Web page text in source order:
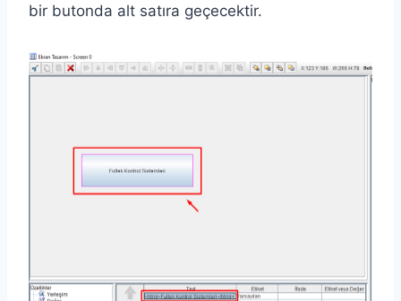
bir butonda alt satıra geçecektir.